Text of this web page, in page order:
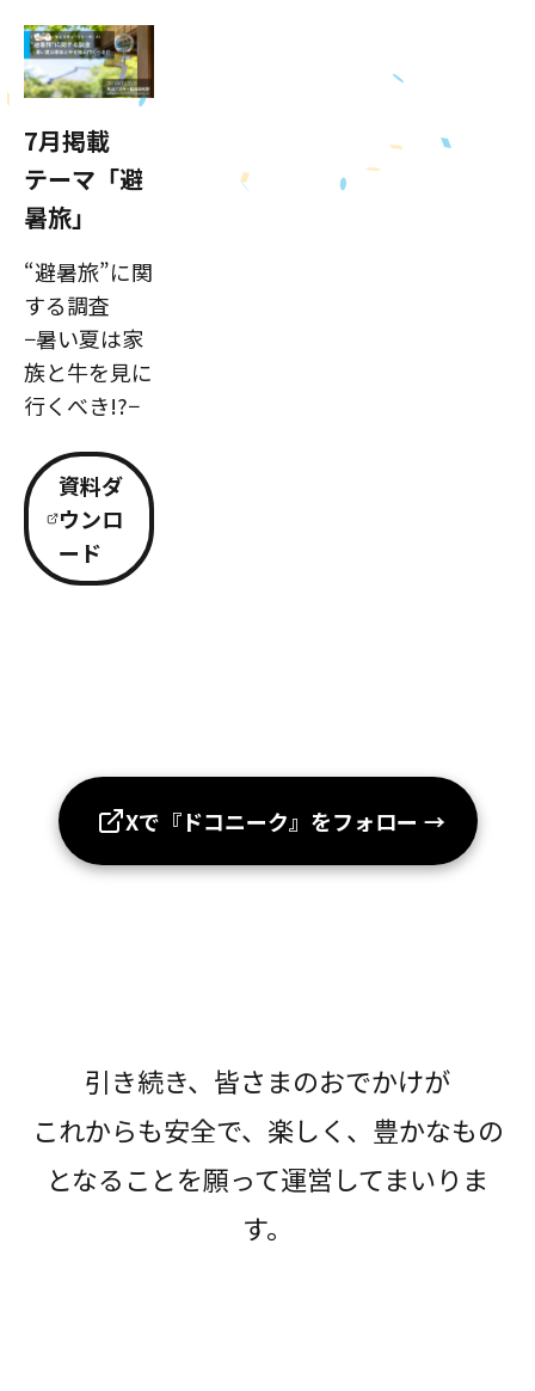
7月掲載
テーマ「避
暑旅」
“避暑旅”に関
する調査
−暑い夏は家
族と牛を見に
行くべき!?−
資料ダ
ウンロ
ード
Xで『ドコニーク』をフォロー →
引き続き、皆さまのおでかけが
これからも安全で、楽しく、豊かなもの
となることを願って運営してまいりま
す。